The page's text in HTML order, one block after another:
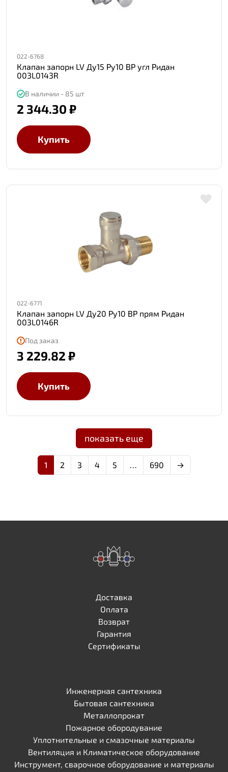
022-6768
Клапан запорн LV Ду15 Ру10 ВР угл Ридан
003L0143R
В наличии - 85 шт
2 344.30 ₽
Купить
022-6771
Клапан запорн LV Ду20 Ру10 ВР прям Ридан
003L0146R
Под заказ
3 229.82 ₽
Купить
показать еще
1 2 3 4 5 … 690 →
Доставка
Оплата
Возврат
Гарантия
Сертификаты
Инженерная сантехника
Бытовая сантехника
Металлопрокат
Пожарное обородувание
Уплотнительные и смазочные материалы
Вентиляция и Климатическое оборудование
Инструмент, сварочное оборудование и материалы